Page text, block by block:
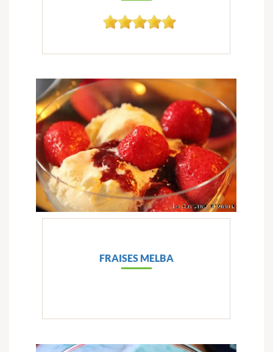
FRAISES MELBA